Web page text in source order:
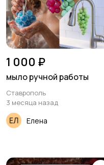
1 000 ₽
мыло ручной работы
Ставрополь
3 месяца назад
Елена